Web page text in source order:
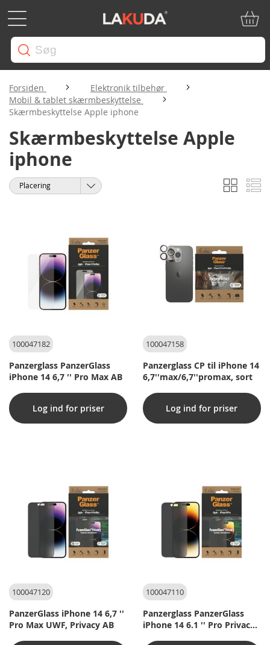
Forsiden
Elektronik tilbehør
Mobil & tablet skærmbeskyttelse
Skærmbeskyttelse Apple iphone
Skærmbeskyttelse Apple
iphone
Vis
som
Gitter
Sorter
100047182
Panzerglass PanzerGlass
iPhone 14 6,7 '' Pro Max AB
Log ind for priser
100047158
Panzerglass CP til iPhone 14
6,7''max/6,7''promax, sort
Log ind for priser
100047120
PanzerGlass iPhone 14 6,7 ''
Pro Max UWF, Privacy AB
100047110
Panzerglass PanzerGlass
iPhone 14 6.1 '' Pro Privacy